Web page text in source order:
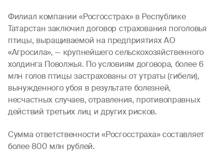
Филиал компании «Росгосстрах» в Республике
Татарстан заключил договор страхования поголовья
птицы, выращиваемой на предприятиях АО
«Агросила», — крупнейшего сельскохозяйственного
холдинга Поволжья. По условиям договора, более 6
млн голов птицы застрахованы от утраты (гибели),
вынужденного убоя в результате болезней,
несчастных случаев, отравления, противоправных
действий третьих лиц и других рисков.
Сумма ответственности «Росгосстраха» составляет
более 800 млн рублей.